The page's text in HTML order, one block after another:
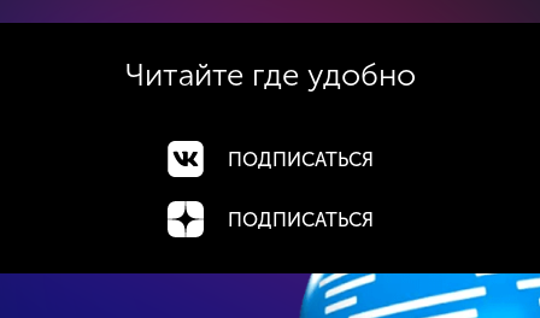
Читайте гдеудобно
ПОДПИСАТЬСЯ
ПОДПИСАТЬСЯ